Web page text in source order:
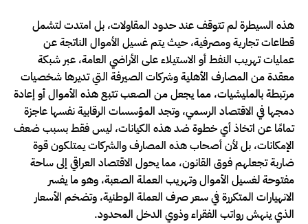
هذه السيطرة لم تتوقف عند حدود المقاولات، بل امتدت لتشمل
قطاعات تجارية ومصرفية، حيث يتم غسيل الأموال الناتجة عن
عمليات تهريب النفط أو الاستيلاء على الأراضي العامة، عبر شبكة
معقدة من المصارف الأهلية وشركات الصيرفة التي تديرها شخصيات
مرتبطة بالمليشيات، مما يجعل من الصعب تتبع هذه الأموال أو إعادة
دمجها في الاقتصاد الرسمي، وتجد المؤسسات الرقابية نفسها عاجزة
تمامًا عن اتخاذ أي خطوة ضد هذه الكيانات، ليس فقط بسبب ضعف
الإمكانات، بل لأن أصحاب هذه المصارف والشركات يمتلكون قوة
ضاربة تجعلهم فوق القانون، مما يحول الاقتصاد العراقي إلى ساحة
مفتوحة لغسيل الأموال وتهريب العملة الصعبة، وهو ما يفسر
الانهيارات المتكررة في سعر صرف العملة الوطنية، وتضخم الأسعار
الذي ينهش رواتب الفقراء وذوي الدخل المحدود.